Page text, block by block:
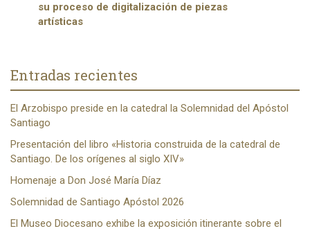
su proceso de digitalización de piezas
artísticas
Entradas recientes
El Arzobispo preside en la catedral la Solemnidad del Apóstol
Santiago
Presentación del libro «Historia construida de la catedral de
Santiago. De los orígenes al siglo XIV»
Homenaje a Don José María Díaz
Solemnidad de Santiago Apóstol 2026
El Museo Diocesano exhibe la exposición itinerante sobre el